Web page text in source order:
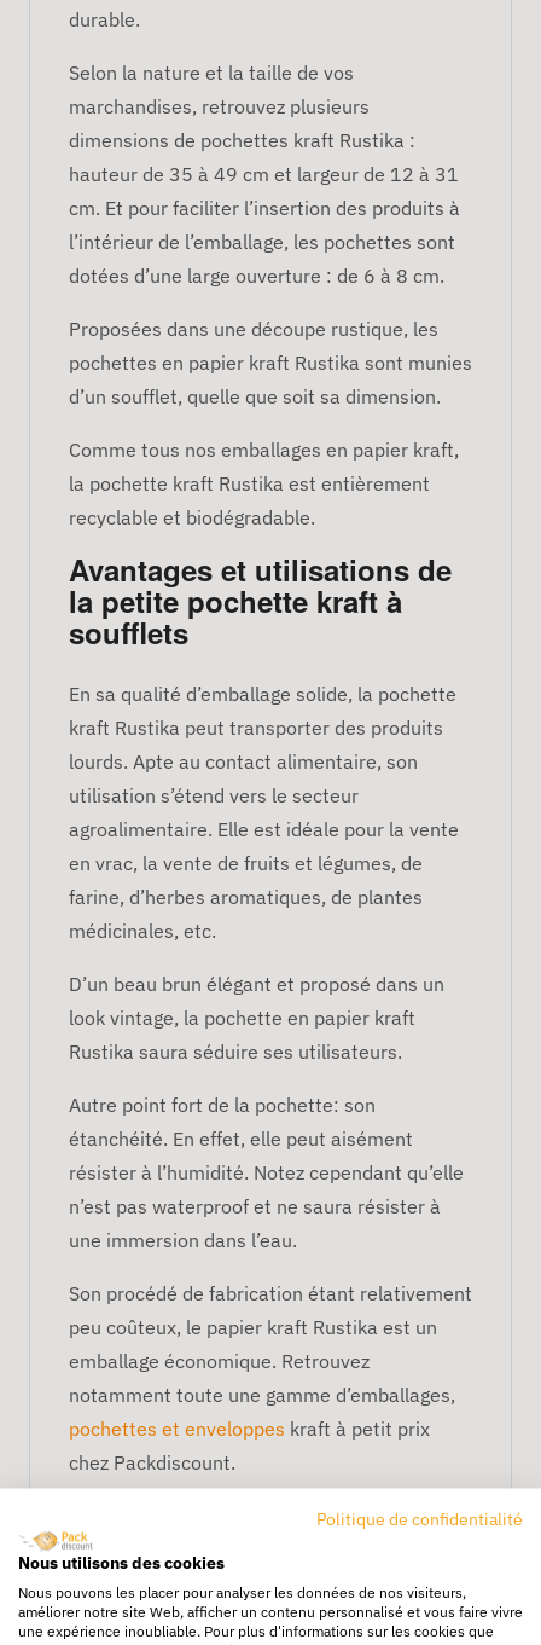
durable.
Selon la nature et la taille de vos
marchandises, retrouvez plusieurs
dimensions de pochettes kraft Rustika :
hauteur de 35 à 49 cm et largeur de 12 à 31
cm. Et pour faciliter l’insertion des produits à
l’intérieur de l’emballage, les pochettes sont
dotées d’une large ouverture : de 6 à 8 cm.
Proposées dans une découpe rustique, les
pochettes en papier kraft Rustika sont munies
d’un soufflet, quelle que soit sa dimension.
Comme tous nos emballages en papier kraft,
la pochette kraft Rustika est entièrement
recyclable et biodégradable.
Avantages et utilisations de
la petite pochette kraft à
soufflets
En sa qualité d’emballage solide, la pochette
kraft Rustika peut transporter des produits
lourds. Apte au contact alimentaire, son
utilisation s’étend vers le secteur
agroalimentaire. Elle est idéale pour la vente
en vrac, la vente de fruits et légumes, de
farine, d’herbes aromatiques, de plantes
médicinales, etc.
D’un beau brun élégant et proposé dans un
look vintage, la pochette en papier kraft
Rustika saura séduire ses utilisateurs.
Autre point fort de la pochette: son
étanchéité. En effet, elle peut aisément
résister à l’humidité. Notez cependant qu’elle
n’est pas waterproof et ne saura résister à
une immersion dans l’eau.
Son procédé de fabrication étant relativement
peu coûteux, le papier kraft Rustika est un
emballage économique. Retrouvez
notamment toute une gamme d’emballages,
pochettes et enveloppes kraft à petit prix
chez Packdiscount.
En plus d’être recyclable une fois en fin de vie
et d’être biodégradable en moins de 6 mois, la
pochette en papier kraft est réutilisable
plusieurs fois.
Politique de confidentialité
Nous utilisons des cookies
Nous pouvons les placer pour analyser les données de nos visiteurs,
améliorer notre site Web, afficher un contenu personnalisé et vous faire vivre
une expérience inoubliable. Pour plus d'informations sur les cookies que